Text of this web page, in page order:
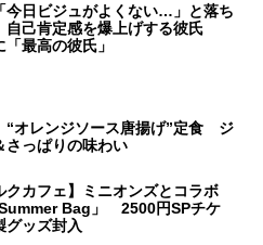
今日ビジュがよくない…」と落ち
己肯定感を爆上げする彼氏
「最高の彼氏」
“オレンジソース唐揚げ”定食 ジ
さっぱりの味わい
クカフェ】ミニオンズとコラボ
Summer Bag」 2500円SPチケ
グッズ封入